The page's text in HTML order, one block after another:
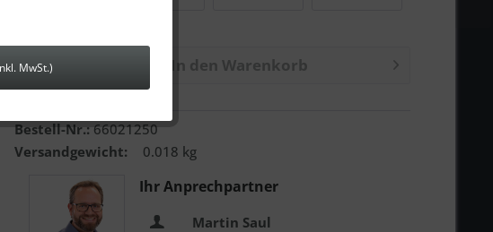
In den Warenkorb
Anfragen
Bestell-Nr.: 66021250
Versandgewicht:
0.018 kg
Ihr Anprechpartner
Martin Saul
MwSt.)